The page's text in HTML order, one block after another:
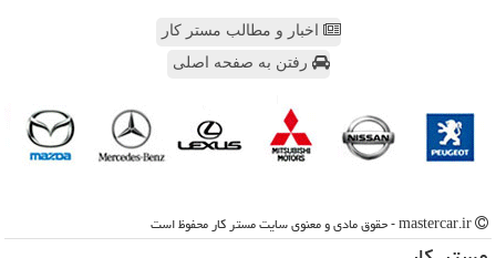
اخبار و مطالب مستر کار
رفتن به صفحه اصلی